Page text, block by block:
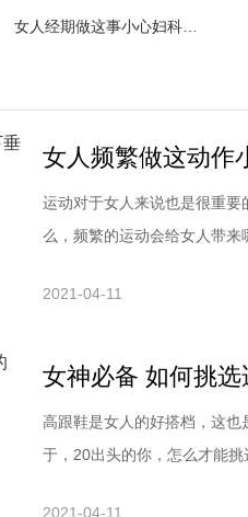
女人频繁做这动作
运动对于女人来说也是很重
么，频繁的运动会给女人带
宜、实用、有效果、永不过
2021-04-11
女神必备 如何挑
高跟鞋是女人的好搭档，这
于，20出头的你，怎么才能
2021-04-11